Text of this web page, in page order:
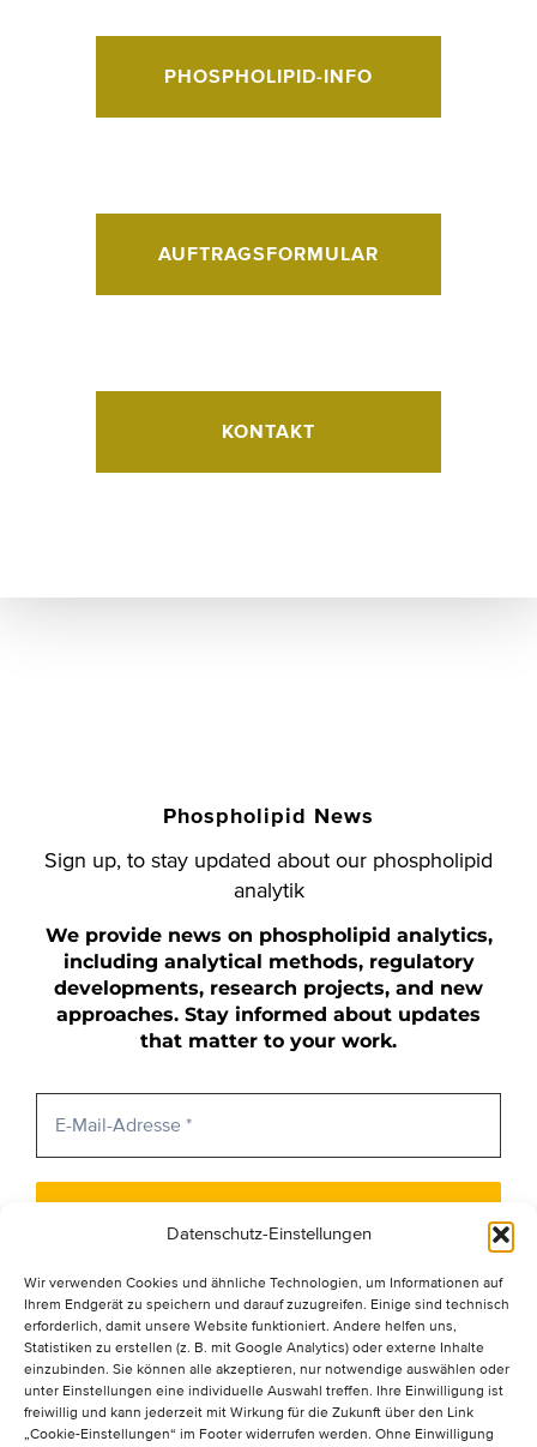
Datenschutz-Einstellungen
Wir verwenden Cookies und ähnliche Technologien, um Informationen auf
Ihrem Endgerät zu speichern und darauf zuzugreifen. Einige sind technisch
erforderlich, damit unsere Website funktioniert. Andere helfen uns,
Statistiken zu erstellen (z. B. mit Google Analytics) oder externe Inhalte
einzubinden. Sie können alle akzeptieren, nur notwendige auswählen oder
unter Einstellungen eine individuelle Auswahl treffen. Ihre Einwilligung ist
freiwillig und kann jederzeit mit Wirkung für die Zukunft über den Link
„Cookie-Einstellungen“ im Footer widerrufen werden. Ohne Einwilligung
PHOSPHOLIPID-INFO
AUFTRAGSFORMULAR
KONTAKT
Phospholipid News
Sign up, to stay updated about our phospholipid
analytik
We provide news on phospholipid analytics,
including analytical methods, regulatory
developments, research projects, and new
approaches. Stay informed about updates
that matter to your work.
*You accept the privacy policy. We don't send
spam! Learn more in ourprivacy policy